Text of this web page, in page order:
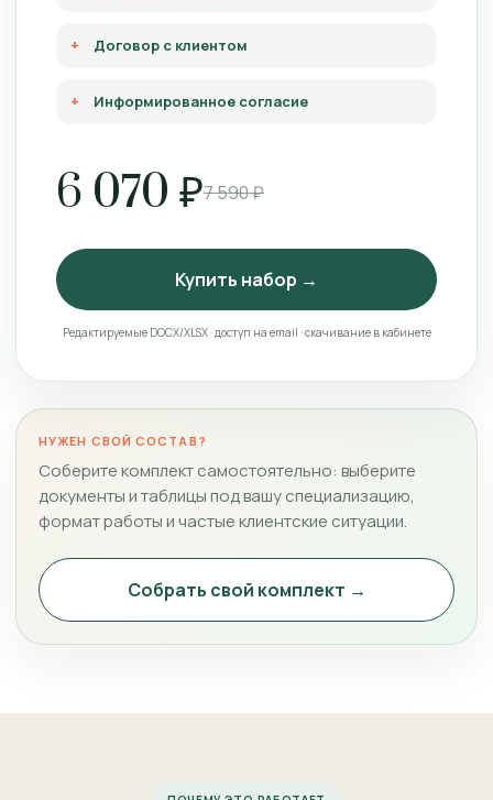
Договор с клиентом
Информированное согласие
6 070 ₽7 590 ₽
Купить набор →
Редактируемые DOCX/XLSX · доступ на email · скачивание в кабинете
НУЖЕН СВОЙ СОСТАВ?
Соберите комплект самостоятельно: выберите
документы и таблицы под вашу специализацию,
формат работы и частые клиентские ситуации.
Собрать свой комплект →